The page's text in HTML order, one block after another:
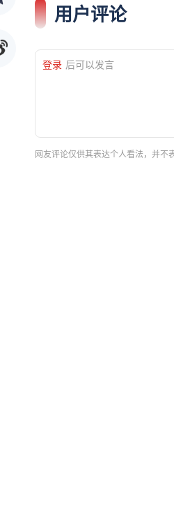
用户评论
登录 后可以发言
网友评论仅供其表达个人看法，并不